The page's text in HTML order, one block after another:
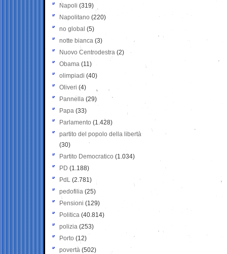
Napoli (319)
Napolitano (220)
no global (5)
notte bianca (3)
Nuovo Centrodestra (2)
Obama (11)
olimpiadi (40)
Oliveri (4)
Pannella (29)
Papa (33)
Parlamento (1.428)
partito del popolo della libertà
(30)
Partito Democratico (1.034)
PD (1.188)
PdL (2.781)
pedofilia (25)
Pensioni (129)
Politica (40.814)
polizia (253)
Porto (12)
povertà (502)